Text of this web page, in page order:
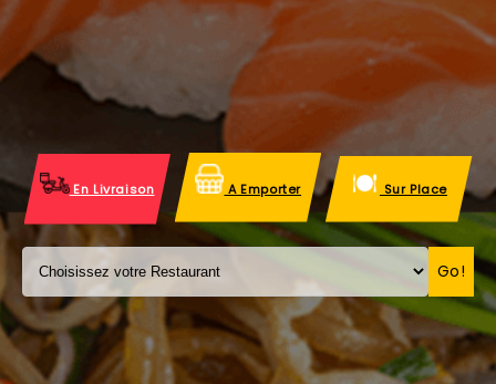
ACCUEIL
LA CARTE
VOS AVIS
MENTIONS LÉGALES
C.G.V
En Livraison A Emporter Sur Place
Go!